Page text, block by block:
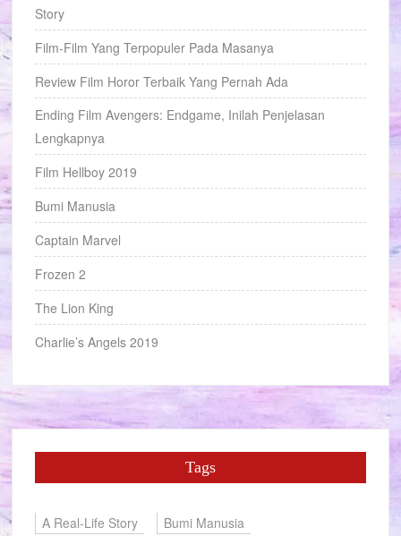
Story
Film-Film Yang Terpopuler Pada Masanya
Review Film Horor Terbaik Yang Pernah Ada
Ending Film Avengers: Endgame, Inilah Penjelasan
Lengkapnya
Film Hellboy 2019
Bumi Manusia
Captain Marvel
Frozen 2
The Lion King
Charlie’s Angels 2019
Tags
A Real-Life Story
Bumi Manusia